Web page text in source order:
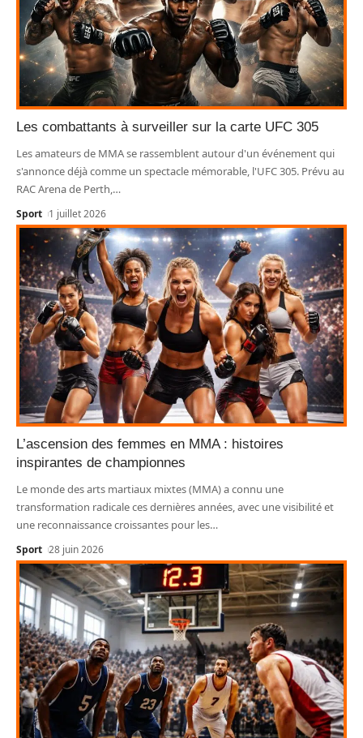
Les combattants à surveiller sur la carte UFC 305
Les amateurs de MMA se rassemblent autour d'un événement qui
s'annonce déjà comme un spectacle mémorable, l'UFC 305. Prévu au
RAC Arena de Perth,…
Sport 1 juillet 2026
L’ascension des femmes en MMA : histoires
inspirantes de championnes
Le monde des arts martiaux mixtes (MMA) a connu une
transformation radicale ces dernières années, avec une visibilité et
une reconnaissance croissantes pour les…
Sport 28 juin 2026